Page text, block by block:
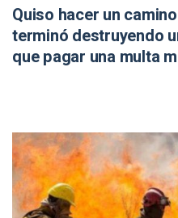
Quiso hacer un
terminó destruyendo
que pagar una multa